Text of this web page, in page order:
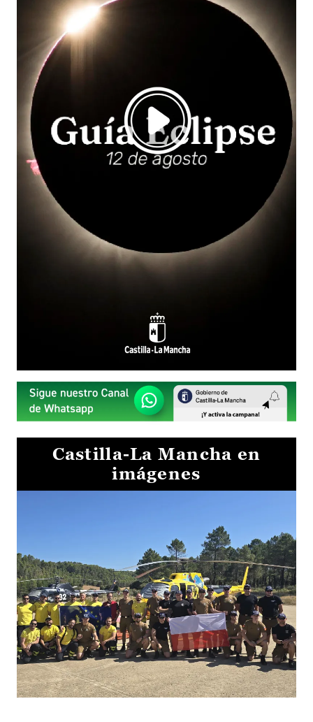
Castilla-La Mancha en
imágenes